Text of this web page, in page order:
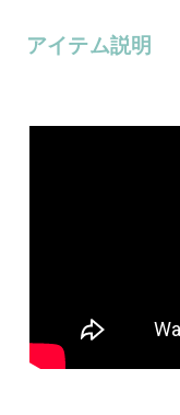
アイテム説明